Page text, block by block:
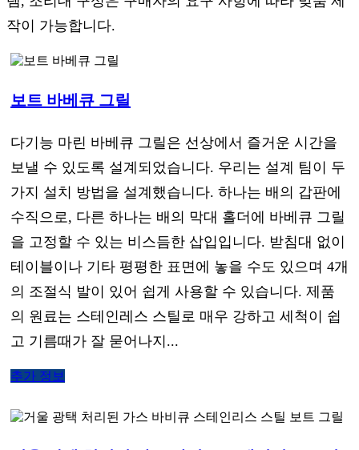
작이 가능합니다.
보트 바베큐 그릴
다기능 마린 바베큐 그릴은 선상에서 즐거운 시간을
보낼 수 있도록 설계되었습니다. 우리는 설계 팀이 두
가지 설치 방법을 설계했습니다. 하나는 배의 갑판에
수직으로, 다른 하나는 배의 막대 홀더에 바베큐 그릴
을 고정할 수 있는 비스듬한 삽입입니다. 받침대 없이
테이블이나 기타 평평한 표면에 놓을 수도 있으며 4개
의 조절식 발이 있어 쉽게 사용할 수 있습니다. 제품
의 원료는 스테인레스 스틸로 매우 강하고 세척이 쉽
고 기름때가 잘 묻어나지...
추가 정보